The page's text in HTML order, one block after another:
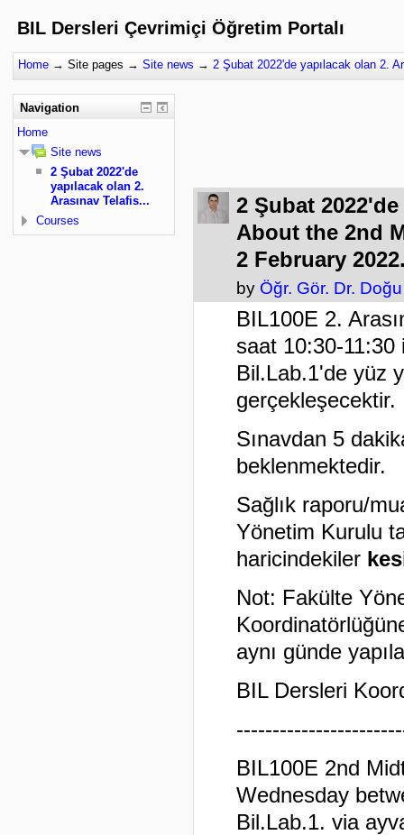
BIL Dersleri Çevrimiçi Öğretim Portalı
Home → Site pages → Site news → 2 Şubat 2022'de yapılacak olan 2.
2 Şubat
About the 2nd
2 February
by Öğr. Gör. Dr.
BIL100E 2.
saat 10:30-11:30
Bil.Lab.1'de yüz
gerçekleşecektir.
Sınavdan 5
beklenmektedir.
Sağlık raporu/
Yönetim Kurulu
haricindekiler
Not: Fakülte
aynı günde
BIL Dersleri
BIL100E 2nd
Wednesday
Bil.Lab.1. via
Navigation
Home
Site news
2 Şubat 2022'de
yapılacak olan 2.
Arasınav Telafis...
Courses